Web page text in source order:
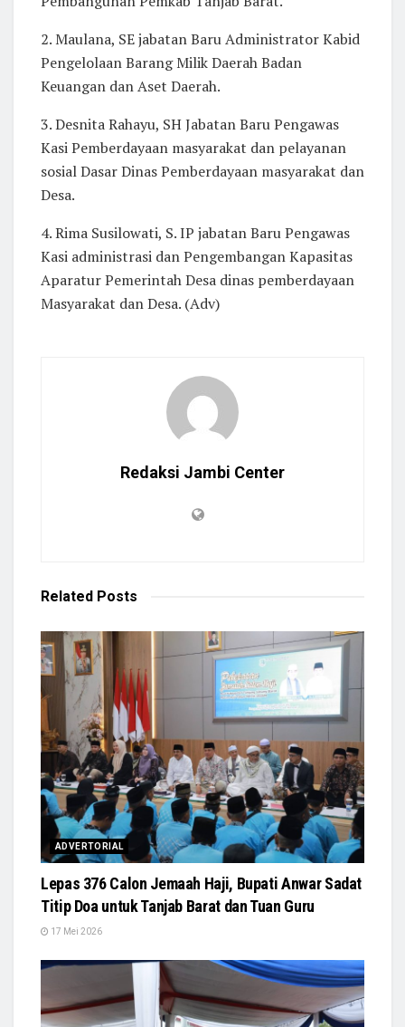
2. Maulana, SE jabatan Baru Administrator Kabid
Pengelolaan Barang Milik Daerah Badan
Keuangan dan Aset Daerah.
3. Desnita Rahayu, SH Jabatan Baru Pengawas
Kasi Pemberdayaan masyarakat dan pelayanan
sosial Dasar Dinas Pemberdayaan masyarakat dan
Desa.
4. Rima Susilowati, S. IP jabatan Baru Pengawas
Kasi administrasi dan Pengembangan Kapasitas
Aparatur Pemerintah Desa dinas pemberdayaan
Masyarakat dan Desa. (Adv)
Redaksi Jambi Center
Related Posts
ADVERTORIAL
Lepas 376 Calon Jemaah Haji, Bupati Anwar Sadat
Titip Doa untuk Tanjab Barat dan Tuan Guru
17 Mei 2026